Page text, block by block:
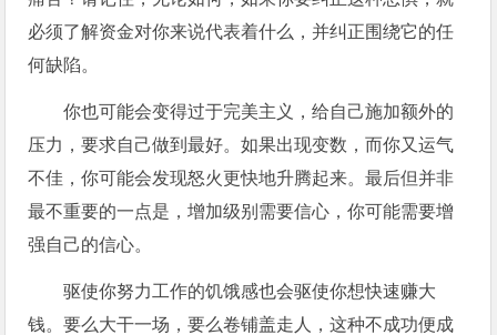
必须了解资金对你来说代表着什么，并纠正围绕它的任
何缺陷。
你也可能会变得过于完美主义，给自己施加额外的
压力，要求自己做到最好。如果出现变数，而你又运气
不佳，你可能会发现怒火更快地升腾起来。最后但并非
最不重要的一点是，增加级别需要信心，你可能需要增
强自己的信心。
驱使你努力工作的饥饿感也会驱使你想快速赚大
钱。要么大干一场，要么卷铺盖走人，这种不成功便成